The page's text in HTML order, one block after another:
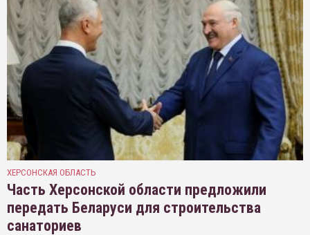
ХЕРСОНСКАЯ ОБЛАСТЬ
Часть Херсонской области предложили
передать Беларуси для строительства
санаториев